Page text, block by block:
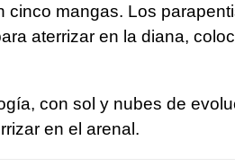
cinco mangas. Los
aterrizar en la diana,
con sol y nubes de
en el arenal.